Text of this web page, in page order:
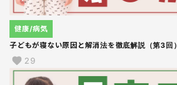
子どもが寝ない原因と解消法を徹底解説（第3回）
健康/病気
29